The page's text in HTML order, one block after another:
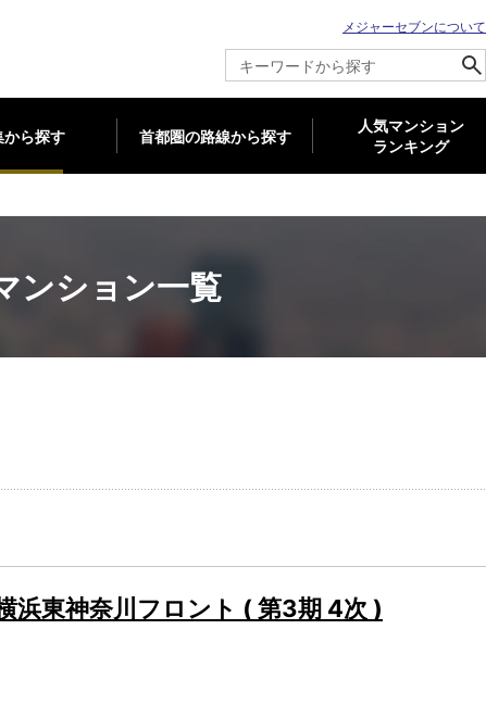
メジャーセブンについて
から探す 首都圏の路線から探す
人気マンション
ランキング
ンション一覧
浜東神奈川フロント ( 第3期 4次 )